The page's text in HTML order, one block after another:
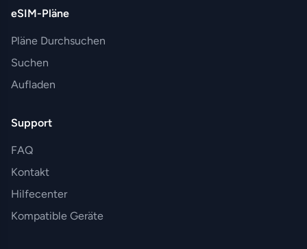
eSIM-Pläne
Pläne Durchsuchen
Suchen
Aufladen
Support
FAQ
Kontakt
Hilfecenter
Kompatible Geräte